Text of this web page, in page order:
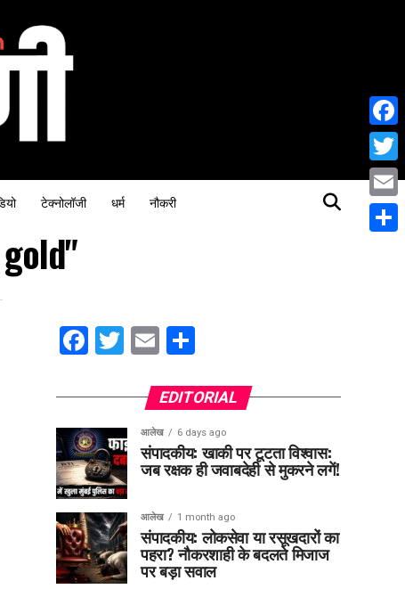
टेक्नोलॉजी धर्म नौकरी
Facebook
Twitter
Email
EDITORIAL
आलेख 6 days ago
संपादकीय: खाकी पर टूटता विश्वास:
जब रक्षक ही जवाबदेही से मुकरने लगें!
आलेख 1 month ago
संपादकीय: लोकसेवा या रसूखदारों का
पहरा? नौकरशाही के बदलते मिजाज
पर बड़ा सवाल
Email